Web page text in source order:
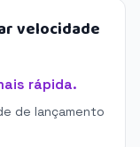
velocidade
rápida.
de lançamento